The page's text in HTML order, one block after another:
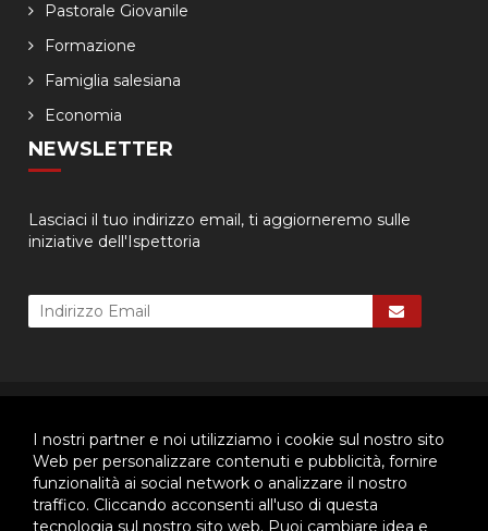
I nostri partner e noi utilizziamo i cookie sul nostro sito
Web per personalizzare contenuti e pubblicità, fornire
funzionalità ai social network o analizzare il nostro
traffico. Cliccando acconsenti all'uso di questa
tecnologia sul nostro sito web. Puoi cambiare idea e
Pastorale Giovanile
Formazione
Famiglia salesiana
Economia
NEWSLETTER
Lasciaci il tuo indirizzo email, ti aggiorneremo sulle
iniziative dell'Ispettoria
Questo plugin utilizza cookie per raccogliere dati e cookie di
terze parti per migliorare l'esperienza utente. Per visualizzare il